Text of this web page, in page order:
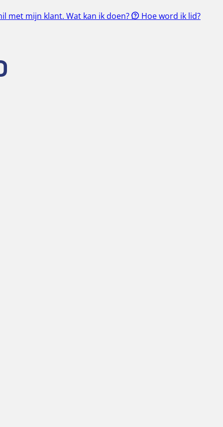
met mijn klant. Wat kan ik doen?
Hoe word ik lid?